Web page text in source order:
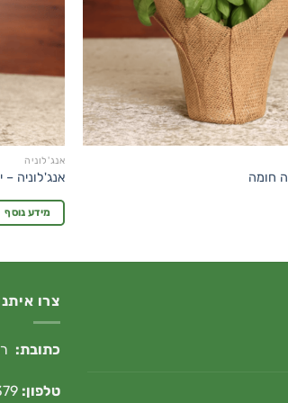
חומה
אנג'לוניה
אנג'לוניה –
מידע נוסף
צרו
כתובת:
טלפון: